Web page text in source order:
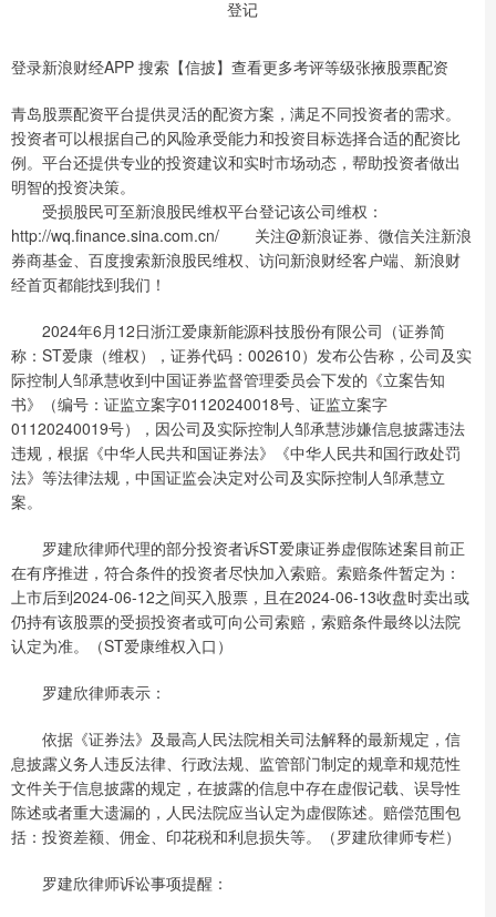
登录新浪财经APP 搜索【信披】查看更多考评等级张掖股票配资
青岛股票配资平台提供灵活的配资方案，满足不同投资者的需求。
投资者可以根据自己的风险承受能力和投资目标选择合适的配资比
例。平台还提供专业的投资建议和实时市场动态，帮助投资者做出
明智的投资决策。
受损股民可至新浪股民维权平台登记该公司维权：
http://wq.finance.sina.com.cn/ 关注@新浪证券、微信关注新浪
券商基金、百度搜索新浪股民维权、访问新浪财经客户端、新浪财
经首页都能找到我们！
2024年6月12日浙江爱康新能源科技股份有限公司（证券简
称：ST爱康（维权），证券代码：002610）发布公告称，公司及实
际控制人邹承慧收到中国证券监督管理委员会下发的《立案告知
书》（编号：证监立案字01120240018号、证监立案字
01120240019号），因公司及实际控制人邹承慧涉嫌信息披露违法
违规，根据《中华人民共和国证券法》《中华人民共和国行政处罚
法》等法律法规，中国证监会决定对公司及实际控制人邹承慧立
案。
罗建欣律师代理的部分投资者诉ST爱康证券虚假陈述案目前正
在有序推进，符合条件的投资者尽快加入索赔。索赔条件暂定为：
上市后到2024-06-12之间买入股票，且在2024-06-13收盘时卖出或
仍持有该股票的受损投资者或可向公司索赔，索赔条件最终以法院
认定为准。（ST爱康维权入口）
罗建欣律师表示：
依据《证券法》及最高人民法院相关司法解释的最新规定，信
息披露义务人违反法律、行政法规、监管部门制定的规章和规范性
文件关于信息披露的规定，在披露的信息中存在虚假记载、误导性
陈述或者重大遗漏的，人民法院应当认定为虚假陈述。赔偿范围包
括：投资差额、佣金、印花税和利息损失等。（罗建欣律师专栏）
罗建欣律师诉讼事项提醒：